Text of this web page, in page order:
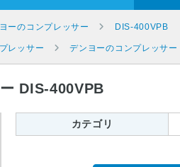
ーのコンプレッサー DIS-400VPB
レッサー デンヨーのコンプレッサー
DIS-400VPB
カテゴリ